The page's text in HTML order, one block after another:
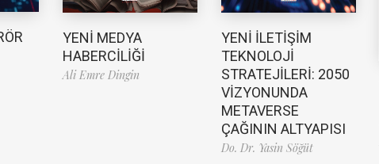
YENİ MEDYA
HABERCİLİĞİ
Ali Emre Dingin
YENİ İLETİŞİM
TEKNOLOJİ
STRATEJİLERİ: 2050
VİZYONUNDA
METAVERSE
ÇAĞININ ALTYAPISI
Do. Dr. Yasin Söğüt